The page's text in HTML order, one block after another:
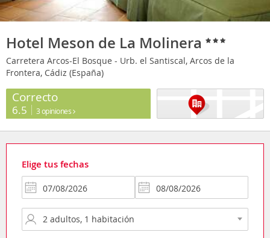
Hotel Meson de La Molinera
Carretera Arcos-El Bosque - Urb. el Santiscal, Arcos de la
Frontera, Cádiz (España)
Correcto
6.5 3 opiniones
Elige tus fechas